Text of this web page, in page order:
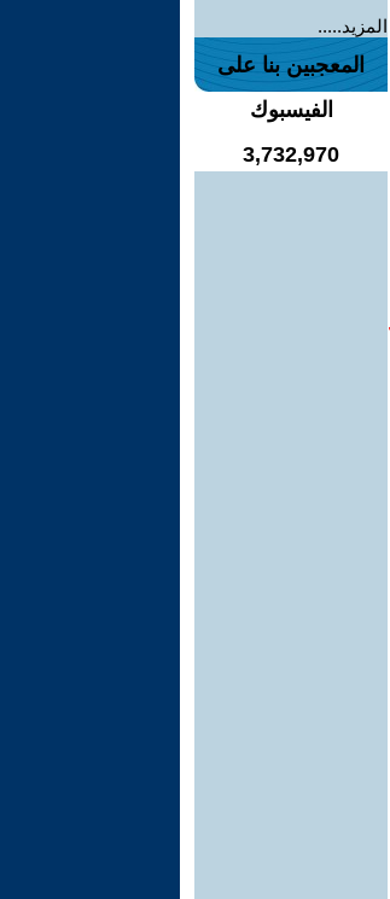
المزيد.....
المعجبين بنا على
الفيسبوك
3,732,970